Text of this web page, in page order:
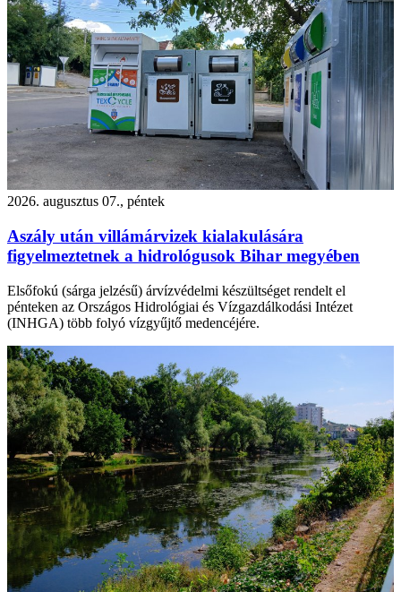
2026. augusztus 07., péntek
Aszály után villámárvizek kialakulására
figyelmeztetnek a hidrológusok Bihar megyében
Elsőfokú (sárga jelzésű) árvízvédelmi készültséget rendelt el
pénteken az Országos Hidrológiai és Vízgazdálkodási Intézet
(INHGA) több folyó vízgyűjtő medencéjére.